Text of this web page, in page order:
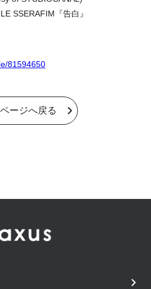
SSERAFIM『告白』
81594650
ージへ戻る